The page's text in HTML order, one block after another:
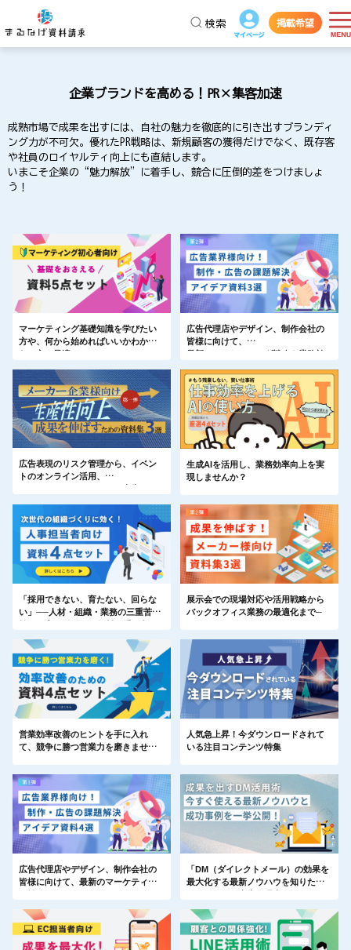
掲載希望
検索
企業ブランドを高める！PR×集客加速
成熟市場で成果を出すには、自社の魅力を徹底的に引き出すブランディ
ング力が不可欠。優れたPR戦略は、新規顧客の獲得だけでなく、既存客
や社員のロイヤルティ向上にも直結します。
いまこそ企業の“魅力解放”に着手し、競合に圧倒的差をつけましょ
う！
マーケティング基礎知識を学びたい
方や、何から始めればいいかわから
広告代理店やデザイン、制作会社の
皆様に向けて、
を公開しました。​
広告表現のリスク管理から、イベン
トのオンライン活用、
生成AIを活用し、業務効率向上を実
現しませんか？
「採用できない、育たない、回らな
い」──人材・組織・業務の三重苦に
展示会での現場対応や活用戦略から
バックオフィス業務の最適化まで─
営業効率改善のヒントを手に入れ
て、競争に勝つ営業力を磨きません
人気急上昇！今ダウンロードされて
いる注目コンテンツ特集
広告代理店やデザイン、制作会社の
皆様に向けて、最新のマーケティン
ページをご用意いたしました！
「DM（ダイレクトメール）の効果を
最大化する最新ノウハウを知りた